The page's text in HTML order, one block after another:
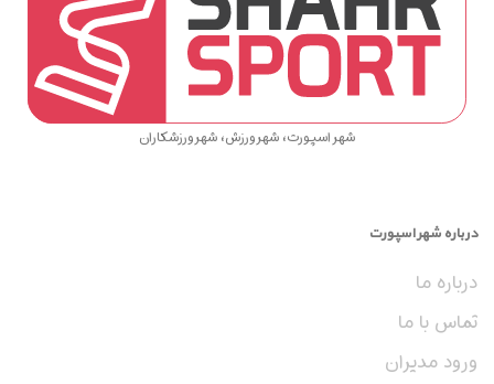
شهر اسپورت، شهر ورزش، شهر ورزشکاران
درباره شهر اسپورت
درباره ما
تماس با ما
ورود مدیران